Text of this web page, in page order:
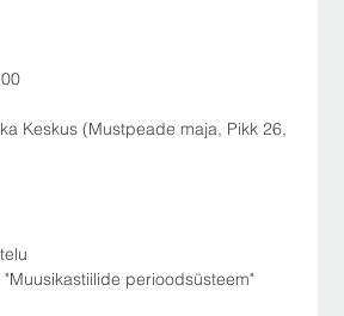
Keskus (Mustpeade maja, Pikk 26,
perioodsüsteem"